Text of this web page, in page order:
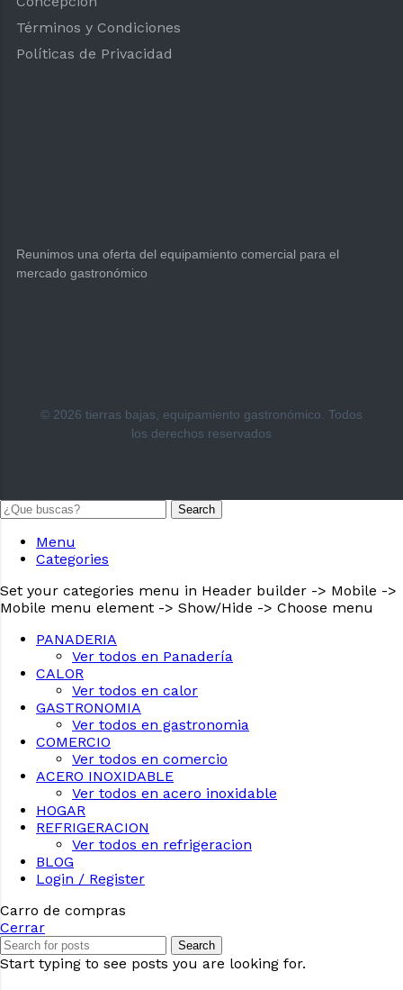
Reunimos una oferta del equipamiento comercial para el
mercado gastronómico
Términos y Condiciones
Políticas de Privacidad
© 2026 tierras bajas, equipamiento gastronómico. Todos
los derechos reservados
Search
Menu
Categories
Set your categories menu in Header builder -> Mobile ->
Mobile menu element -> Show/Hide -> Choose menu
PANADERIA
Ver todos en Panadería
CALOR
Ver todos en calor
GASTRONOMIA
Ver todos en gastronomia
COMERCIO
Ver todos en comercio
ACERO INOXIDABLE
Ver todos en acero inoxidable
HOGAR
REFRIGERACION
Ver todos en refrigeracion
BLOG
Login / Register
Carro de compras
Cerrar
Search
Start typing to see posts you are looking for.
¿Cómo calificarías tu experiencia?
Seleccione
una
de
1
a
5
No fue buena Muy Buena
Saltar